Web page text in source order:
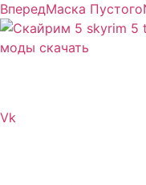
ВпередМаска Пустого
Vk